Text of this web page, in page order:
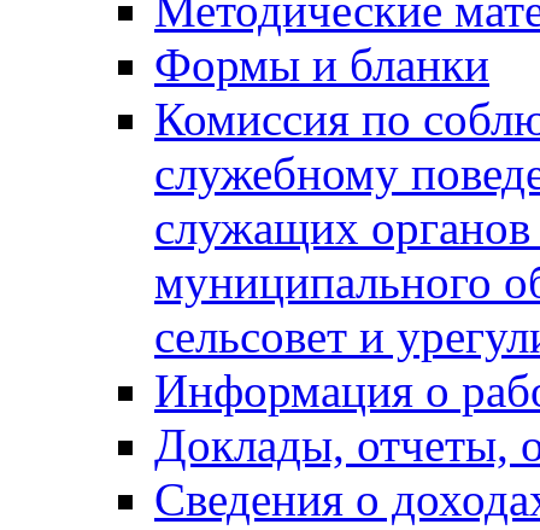
Формы и бланки
Комиссия по
служебному
служащих органов
муниципального
сельсовет и
Информация о
Доклады, отчеты,
Сведения о